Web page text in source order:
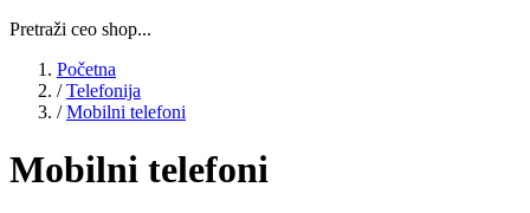
Pretraži ceo shop...
Početna
/ Telefonija
/ Mobilni telefoni
Mobilni telefoni